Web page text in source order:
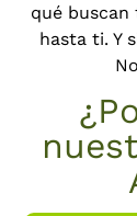
qué
hasta ti. Y